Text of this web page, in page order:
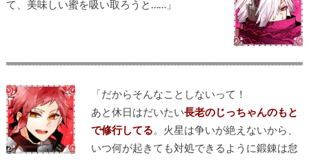
て、美味しい蜜を吸い取ろうと……」
「だからそんなことしないって！
あと休日はだいたい長老のじっちゃんのもと
で修行してる。火星は争いが絶えないから、
いつ何が起きても対処できるように鍛錬は怠